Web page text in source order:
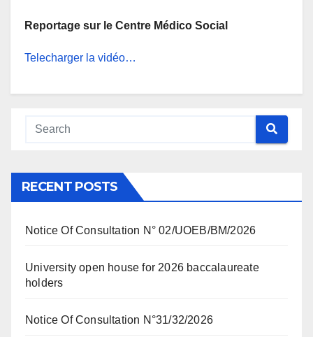
Reportage sur le Centre Médico Social
Telecharger la vidéo…
RECENT POSTS
Notice Of Consultation N° 02/UOEB/BM/2026
University open house for 2026 baccalaureate
holders
Notice Of Consultation N°31/32/2026